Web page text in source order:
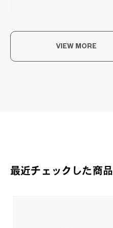
VIEW MORE
最近チェックした商品